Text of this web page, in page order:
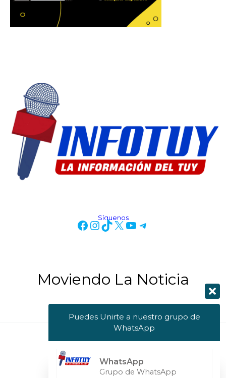
Síguenos
Moviendo La Noticia
Powered by Info Tuy
Puedes Unirte a nuestro grupo de
WhatsApp
WhatsApp
Grupo de WhatsApp